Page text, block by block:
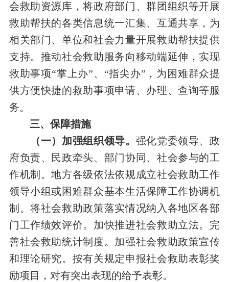
会救助资源库，将政府部门、群团组织等开展
救助帮扶的各类信息统一汇集、互通共享，为
相关部门、单位和社会力量开展救助帮扶提供
支持。推动社会救助服务向移动端延伸，实现
救助事项“掌上办”、“指尖办”，为困难群众提
供方便快捷的救助事项申请、办理、查询等服
务。
三、保障措施
（一）加强组织领导。 强化党委领导、政
府负责、民政牵头、部门协同、社会参与的工
作机制。地方各级依法依规成立社会救助工作
领导小组或困难群众基本生活保障工作协调机
制。将社会救助政策落实情况纳入各地区各部
门工作绩效评价。加快推进社会救助立法。完
善社会救助统计制度。加强社会救助政策宣传
和理论研究。按有关规定申报社会救助表彰奖
励项目，对有突出表现的给予表彰。